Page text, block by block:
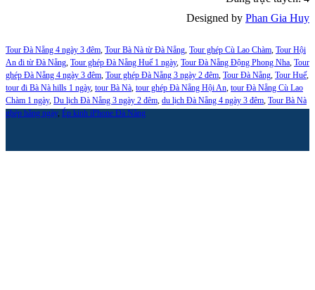
Designed by Phan Gia Huy
Tour Đà Nẵng 4 ngày 3 đêm, Tour Bà Nà từ Đà Nẵng, Tour ghép Cù Lao Chàm, Tour Hội
An đi từ Đà Nẵng, Tour ghép Đà Nẵng Huế 1 ngày, Tour Đà Nẵng Động Phong Nha, Tour
ghép Đà Nẵng 4 ngày 3 đêm, Tour ghép Đà Nẵng 3 ngày 2 đêm, Tour Đà Nẵng, Tour Huế,
tour đi Bà Nà hills 1 ngày, tour Bà Nà, tour ghép Đà Nẵng Hội An, tour Đà Nẵng Cù Lao
Chàm 1 ngày, Du lịch Đà Nẵng 3 ngày 2 đêm, du lịch Đà Nẵng 4 ngày 3 đêm, Tour Bà Nà
ghép hằng ngày, Ép kính iPhone Đà Nẵng